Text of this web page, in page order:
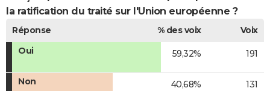
la ratification du traité sur l'Union européenne ?
Réponse % des voix
Voix
Oui
59,32% 191
Non 40,68% 131